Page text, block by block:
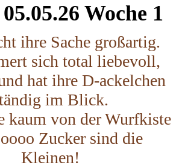
Woche 1
ihre Sache großartig.
sich total liebevoll,
hat ihre D-ackelchen
im Blick.
kaum von der Wurfkiste
Zucker sind die
Kleinen!